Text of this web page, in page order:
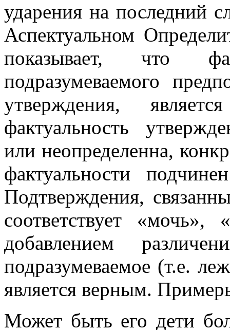
ударения на последний
Аспектуальном
показывает, что
подразумеваемого
утверждения,
фактуальность
или неопределенна,
фактуальности
Подтверждения,
соответствует
добавлением
подразумеваемое (т.е.
является верным.
Может быть его дети